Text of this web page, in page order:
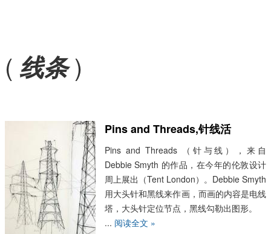
( 线条)
Pins and Threads,针线活
Pins and Threads （针与线），来自
Debbie Smyth 的作品，在今年的伦敦设计
周上展出（Tent London）。Debbie Smyth
用大头针和黑线来作画，而画的内容是电线
塔，大头针定位节点，黑线勾勒出图形。
... 阅读全文 »